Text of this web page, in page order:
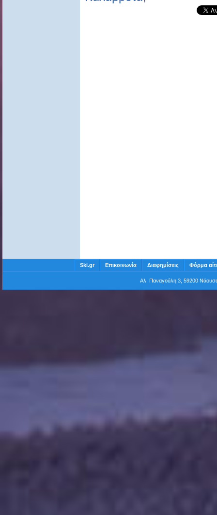
Ski.gr Επικοινωνία Διαφημίσεις Φόρμα
Αλ. Παναγούλη 3, 59200